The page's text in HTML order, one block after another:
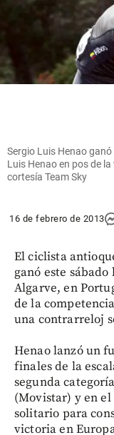
Sergio Luis Henao
Luis Henao en pos de
cortesía Team Sky
16 de febrero de 2013
El ciclista
ganó este
Algarve, en
de la
una contrarreloj
Henao lanzó un
finales de la
segunda
(Movistar) y en
solitario para
victoria en